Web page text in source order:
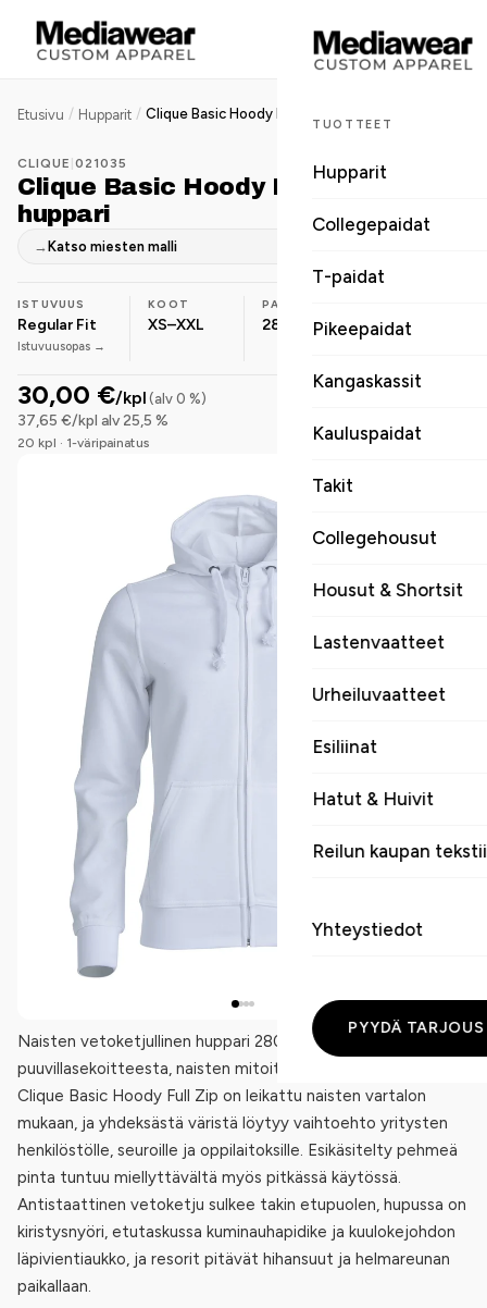
TUOTTEET
Hupparit
Collegepaidat
T-paidat
Pikeepaidat
Kangaskassit
Kauluspaidat
Takit
Collegehousut
Housut & Shortsit
Lastenvaatteet
Urheiluvaatteet
Esiliinat
Hatut & Huivit
Reilun kaupan
Yhteystiedot
PYYDÄ TARJOUS
Etusivu / Hupparit / Clique Basic Hoody Full Zip naisten huppari
CLIQUE 021035
Clique Basic Hoody Full Zip naisten
huppari
→ Katso miesten malli
ISTUVUUS
Regular Fit
Istuvuusopas →
KOOT
XS–XXL
PAINO
280 g/m²
Puuvilla-
30,00 €/kpl (alv 0 %)
37,65 €/kpl alv 25,5 %
20 kpl · 1-väripainatus
Naisten vetoketjullinen huppari 280 g/m² polyesteri-
puuvillasekoitteesta, naisten mitoituksella koot XS–XXL.
Clique Basic Hoody Full Zip on leikattu naisten vartalon
mukaan, ja yhdeksästä väristä löytyy vaihtoehto yritysten
henkilöstölle, seuroille ja oppilaitoksille. Esikäsitelty pehmeä
pinta tuntuu miellyttävältä myös pitkässä käytössä.
Antistaattinen vetoketju sulkee takin etupuolen, hupussa on
kiristysnyöri, etutaskussa kuminauhapidike ja kuulokejohdon
läpivientiaukko, ja resorit pitävät hihansuut ja helmareunan
paikallaan.